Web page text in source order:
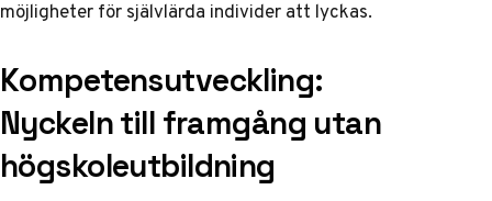
möjligheter för självlärda individer att lyckas.
Kompetensutveckling:
Nyckeln till framgång utan
högskoleutbildning